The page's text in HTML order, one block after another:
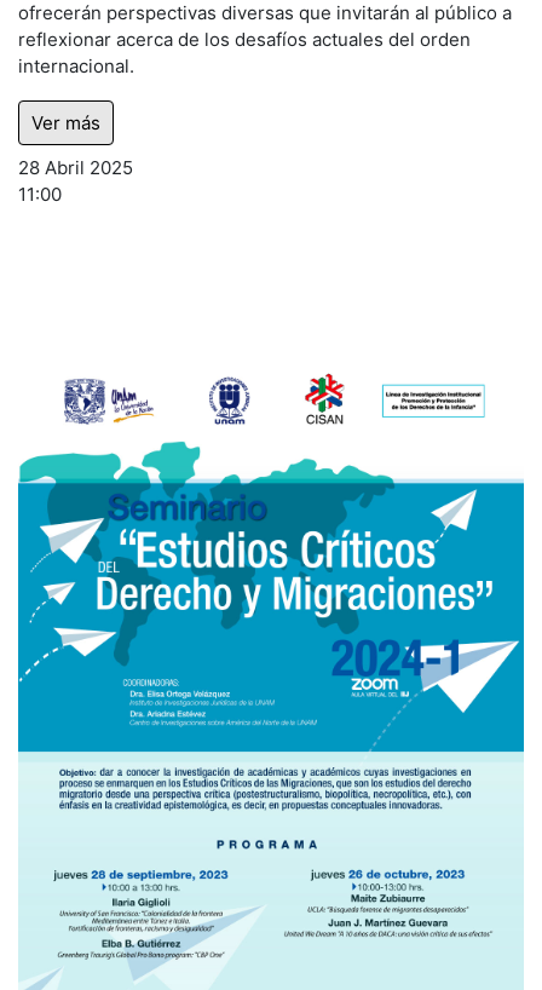
ofrecerán perspectivas diversas que invitarán al público a
reflexionar acerca de los desafíos actuales del orden
internacional.
Ver más
28 Abril 2025
11:00